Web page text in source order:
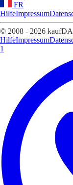
FR
HilfeImpressum
© 2008 - 2026
HilfeImpressum
1